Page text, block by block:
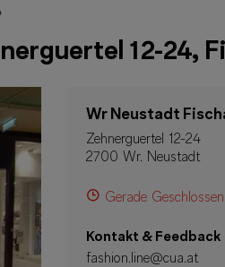
12-24,
Wr Neustadt
Zehnerguertel 12-24
2700 Wr. Neustadt
Gerade Geschlossen
Kontakt & Feedback
fashion.line@cua.at